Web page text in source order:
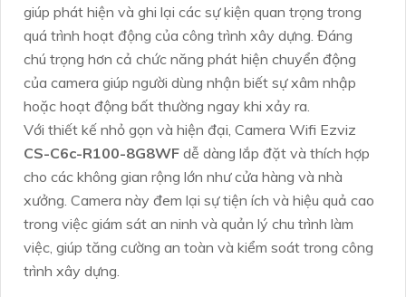
giúp phát hiện và ghi lại các sự kiện quan trọng trong
quá trình hoạt động của công trình xây dựng. Đáng
chú trọng hơn cả chức năng phát hiện chuyển động
của camera giúp người dùng nhận biết sự xâm nhập
hoặc hoạt động bất thường ngay khi xảy ra.
Với thiết kế nhỏ gọn và hiện đại, Camera Wifi Ezviz
CS-C6c-R100-8G8WF dễ dàng lắp đặt và thích hợp
cho các không gian rộng lớn như cửa hàng và nhà
xưởng. Camera này đem lại sự tiện ích và hiệu quả cao
trong việc giám sát an ninh và quản lý chu trình làm
việc, giúp tăng cường an toàn và kiểm soát trong công
trình xây dựng.